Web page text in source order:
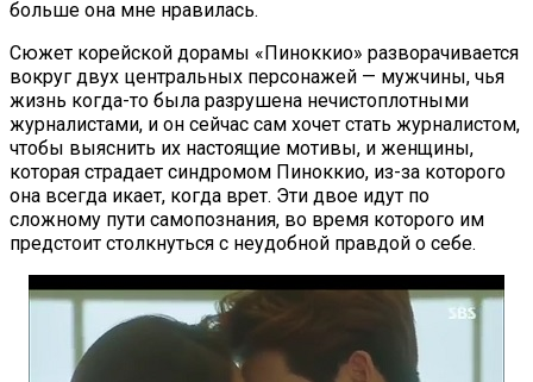
больше она мне нравилась.
Сюжет корейской дорамы «Пиноккио» разворачивается
вокруг двух центральных персонажей — мужчины, чья
жизнь когда-то была разрушена нечистоплотными
журналистами, и он сейчас сам хочет стать журналистом,
чтобы выяснить их настоящие мотивы, и женщины,
которая страдает синдромом Пиноккио, из-за которого
она всегда икает, когда врет. Эти двое идут по
сложному пути самопознания, во время которого им
предстоит столкнуться с неудобной правдой о себе.